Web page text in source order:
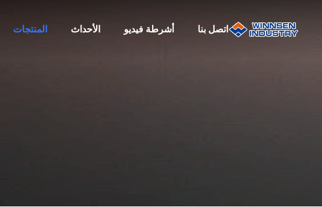
المنتجات الأحداث أشرطة فيديو اتصل بنا